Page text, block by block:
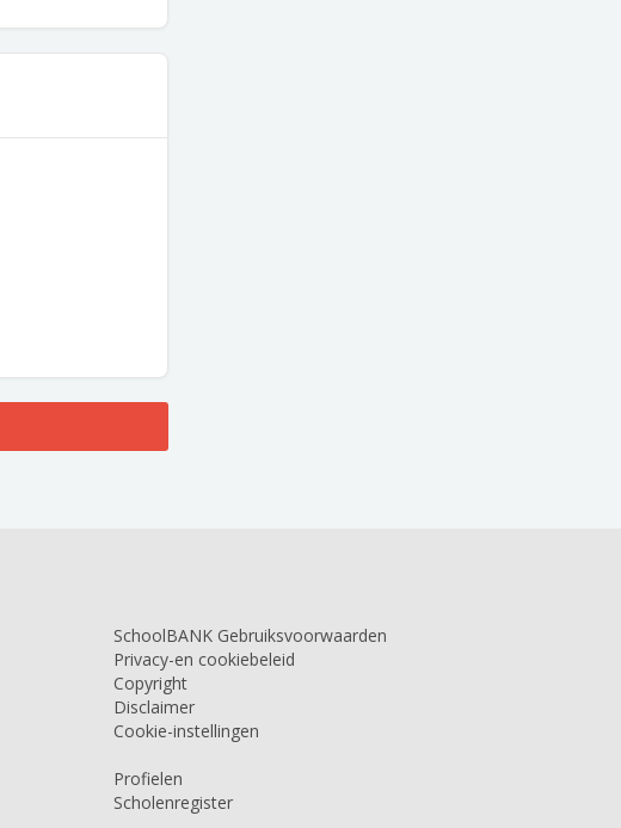
SchoolBANK Gebruiksvoorwaarden
Privacy-en cookiebeleid
Copyright
Disclaimer
Cookie-instellingen
Profielen
Scholenregister